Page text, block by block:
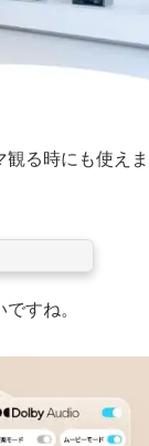
る時にも使えま
すね。